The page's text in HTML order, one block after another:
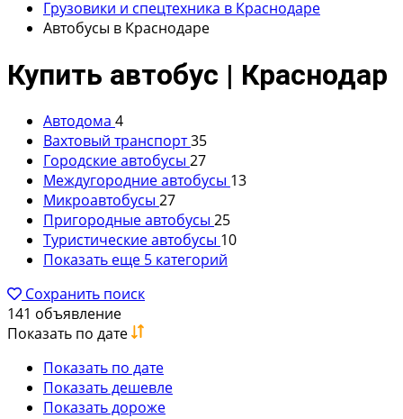
Грузовики и спецтехника в Краснодаре
Автобусы в Краснодаре
Купить автобус | Краснодар
Автодома 4
Вахтовый транспорт35
Городские автобусы 27
Междугородние автобусы 13
Микроавтобусы 27
Пригородные автобусы 25
Туристические автобусы 10
Показать еще 5 категорий
Сохранить поиск
141 объявление
Показать по дате
Показать по дате
Показать дешевле
Показать дороже